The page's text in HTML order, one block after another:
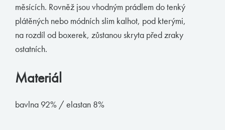
měsících. Rovněž jsou vhodným prádlem do tenký
plátěných nebo módních slim kalhot, pod kterými,
na rozdíl od boxerek, zůstanou skryta před zraky
ostatních.
Materiál
bavlna 92% / elastan 8%
Tommy Hilfiger
Ralph Lauren
Ermenegildo Zegna
Calvin Klein
E-shop